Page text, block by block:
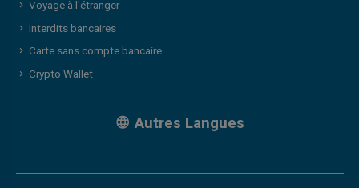
Voyage à l'étranger
Interdits bancaires
Carte sans compte bancaire
Crypto Wallet
Autres Langues